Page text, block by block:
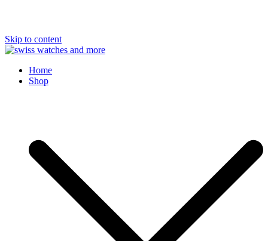
Skip to content
Swiss Watches and More
Home
Shop